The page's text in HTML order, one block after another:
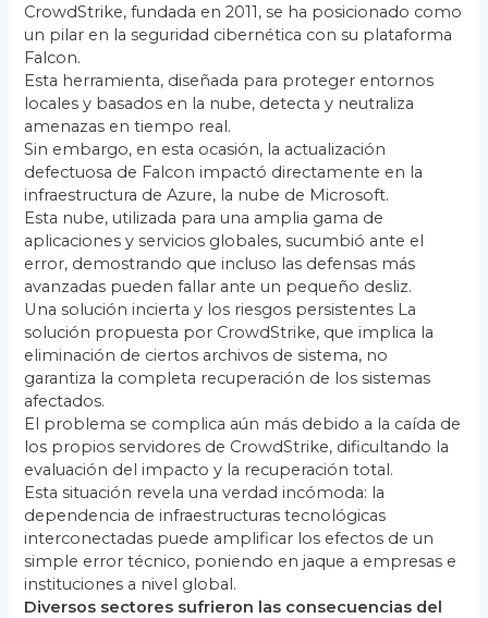
CrowdStrike, fundada en 2011, se ha posicionado como
un pilar en la seguridad cibernética con su plataforma
Falcon.
Esta herramienta, diseñada para proteger entornos
locales y basados en la nube, detecta y neutraliza
amenazas en tiempo real.
Sin embargo, en esta ocasión, la actualización
defectuosa de Falcon impactó directamente en la
infraestructura de Azure, la nube de Microsoft.
Esta nube, utilizada para una amplia gama de
aplicaciones y servicios globales, sucumbió ante el
error, demostrando que incluso las defensas más
avanzadas pueden fallar ante un pequeño desliz.
Una solución incierta y los riesgos persistentes La
solución propuesta por CrowdStrike, que implica la
eliminación de ciertos archivos de sistema, no
garantiza la completa recuperación de los sistemas
afectados.
El problema se complica aún más debido a la caída de
los propios servidores de CrowdStrike, dificultando la
evaluación del impacto y la recuperación total.
Esta situación revela una verdad incómoda: la
dependencia de infraestructuras tecnológicas
interconectadas puede amplificar los efectos de un
simple error técnico, poniendo en jaque a empresas e
instituciones a nivel global.
Diversos sectores sufrieron las consecuencias del